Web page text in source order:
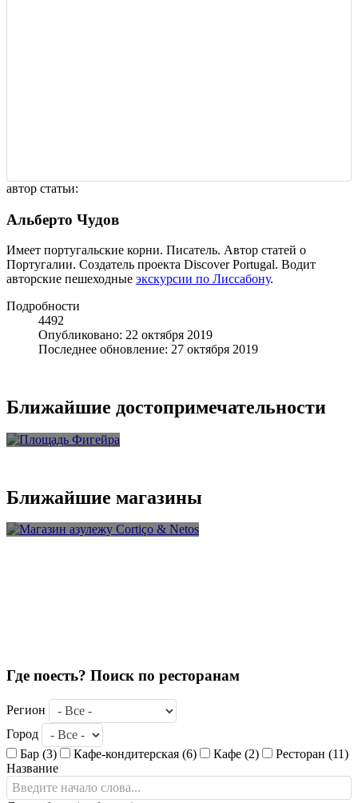
автор статьи:
Альберто Чудов
Имеет португальские корни. Писатель. Автор статей о
Португалии. Создатель проекта Discover Portugal. Водит
авторские пешеходные экскурсии по Лиссабону.
Подробности
4492
Опубликовано: 22 октября 2019
Последнее обновление: 27 октября 2019
Ближайшие достопримечательности
Площадь
Ближайшие магазины
Магазин азулежу Cortiço &
Где поесть? Поиск по ресторанам
Регион
Город
Бар (3)
Кафе-кондитерская (6) Кафе (2)
Ресторан (11)
Название